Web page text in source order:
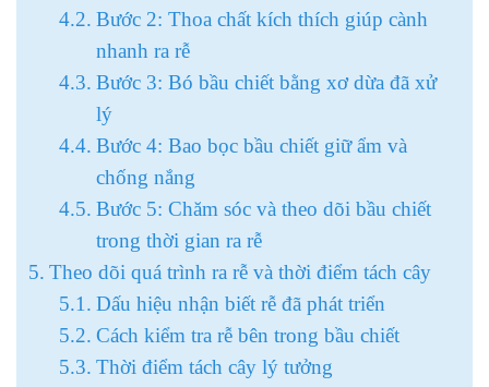
Bước 2: Thoa chất kích thích giúp cành
nhanh ra rễ
Bước 3: Bó bầu chiết bằng xơ dừa đã xử
lý
Bước 4: Bao bọc bầu chiết giữ ẩm và
chống nắng
Bước 5: Chăm sóc và theo dõi bầu chiết
trong thời gian ra rễ
Theo dõi quá trình ra rễ và thời điểm tách cây
Dấu hiệu nhận biết rễ đã phát triển
Cách kiểm tra rễ bên trong bầu chiết
Thời điểm tách cây lý tưởng